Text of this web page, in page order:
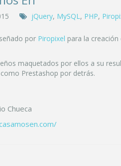
jQuery, MySQL, PHP,
por Piropixel para la
maquetados por ellos a su
Prestashop por detrás.
Chueca